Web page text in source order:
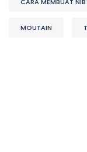
CARA MEMBUAT
MOUTAIN